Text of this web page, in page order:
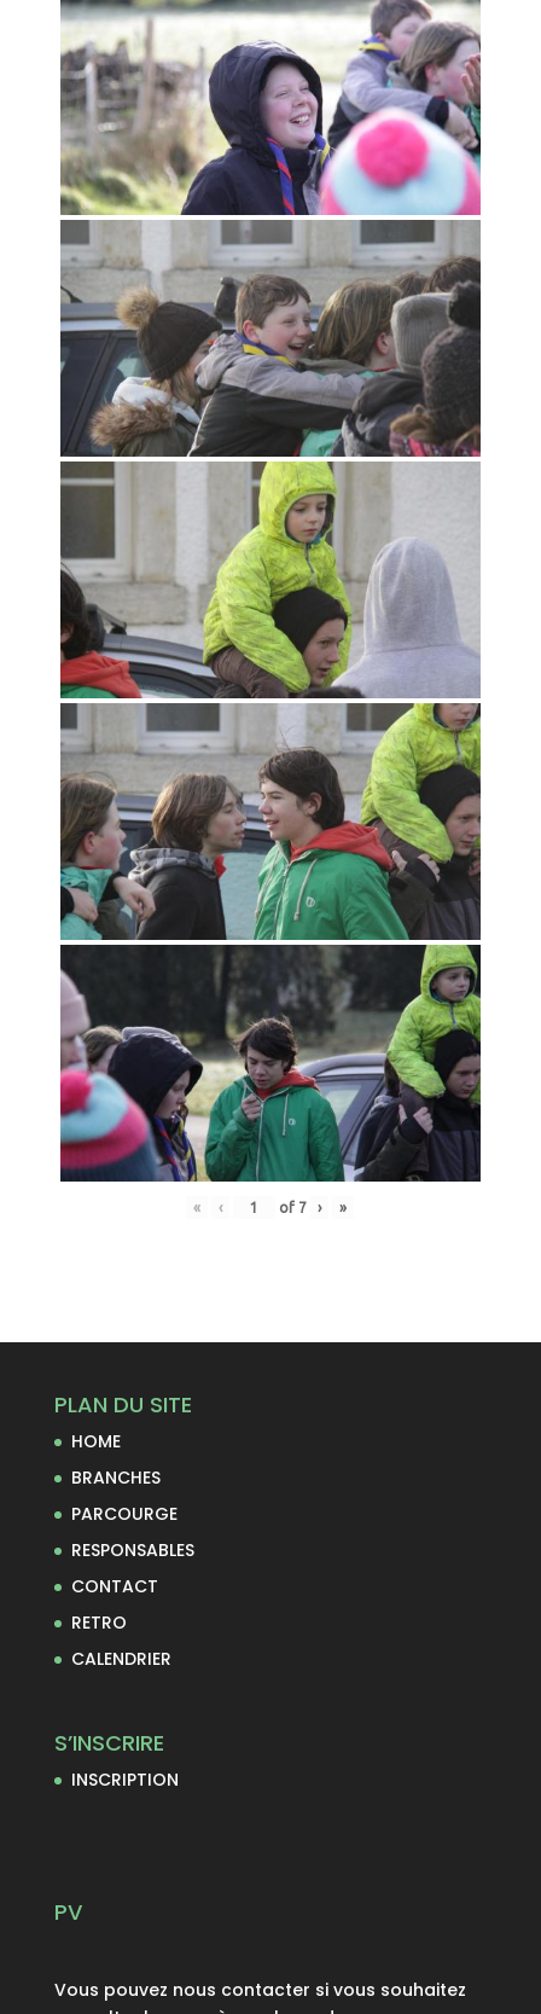
« ‹ of 7 › »
PLAN DU SITE
HOME
BRANCHES
PARCOURGE
RESPONSABLES
CONTACT
RETRO
CALENDRIER
S’INSCRIRE
INSCRIPTION
PV
Vous pouvez nous contacter si vous souhaitez